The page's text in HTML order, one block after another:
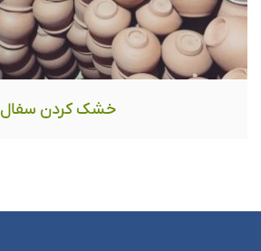
خشک کردن سفال